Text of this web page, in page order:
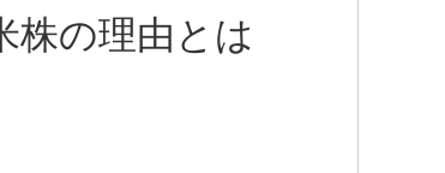
株の理由とは